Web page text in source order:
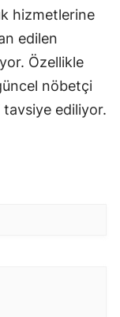
hizmetlerine
edilen
Özellikle
nöbetçi
ediliyor.